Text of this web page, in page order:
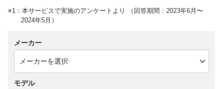
※1：本サービスで実施のアンケートより （回答期間：2023年6月〜
2024年5月）
メーカー
モデル